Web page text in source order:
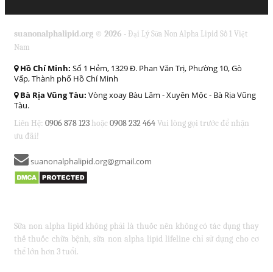
suanonalphalipid.org © 2026 - Đại Lý Sữa Non Alpha Lipid Số 1 Việt
Nam
Hồ Chí Minh: Số 1 Hẻm, 1329 Đ. Phan Văn Trị, Phường 10, Gò
Vấp, Thành phố Hồ Chí Minh
Bà Rịa Vũng Tàu: Vòng xoay Bàu Lâm - Xuyên Mộc - Bà Rịa Vũng
Tàu.
Liên Hệ: 0906 878 123 hoặc0908 232 464Vui lòng gọi trước để nhận
ưu đãi!
suanonalphalipid.org@gmail.com
Sữa non alpha lipid không phải là thuốc nên không có tác dụng thay
thế thuốc chữa bệnh, sữa non alpha lipid lifeline chỉ sử dụng cho cơ
thể lớn hơn 3 tuổi.